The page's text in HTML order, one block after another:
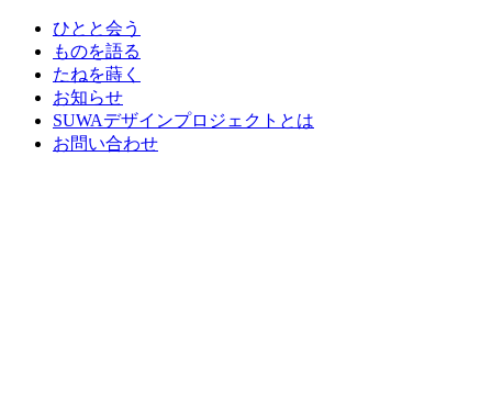
ひとと会う
ものを語る
たねを蒔く
お知らせ
SUWAデザインプロジェクトとは
お問い合わせ